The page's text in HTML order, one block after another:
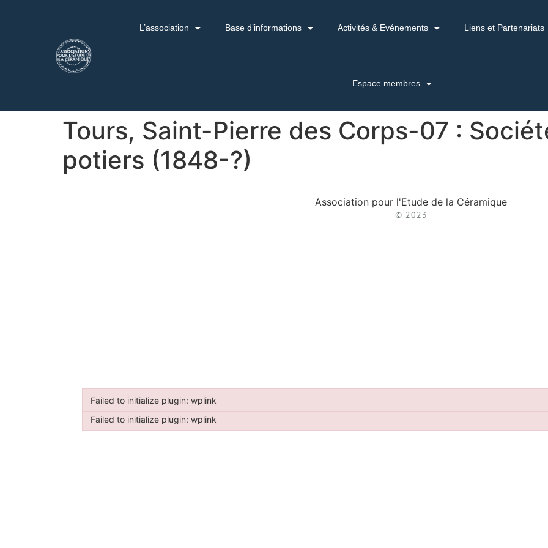
L’association Base d’informations Activités & Evénements Liens et Partenariats
Espace membres
Tours, Saint-Pierre des Corps-07 :
potiers (1848-?)
Association pour l'Etude de la Céramique
© 2023
Failed to initialize plugin: wplink
Failed to initialize plugin: wplink
Failed to initialize plugin: wplink